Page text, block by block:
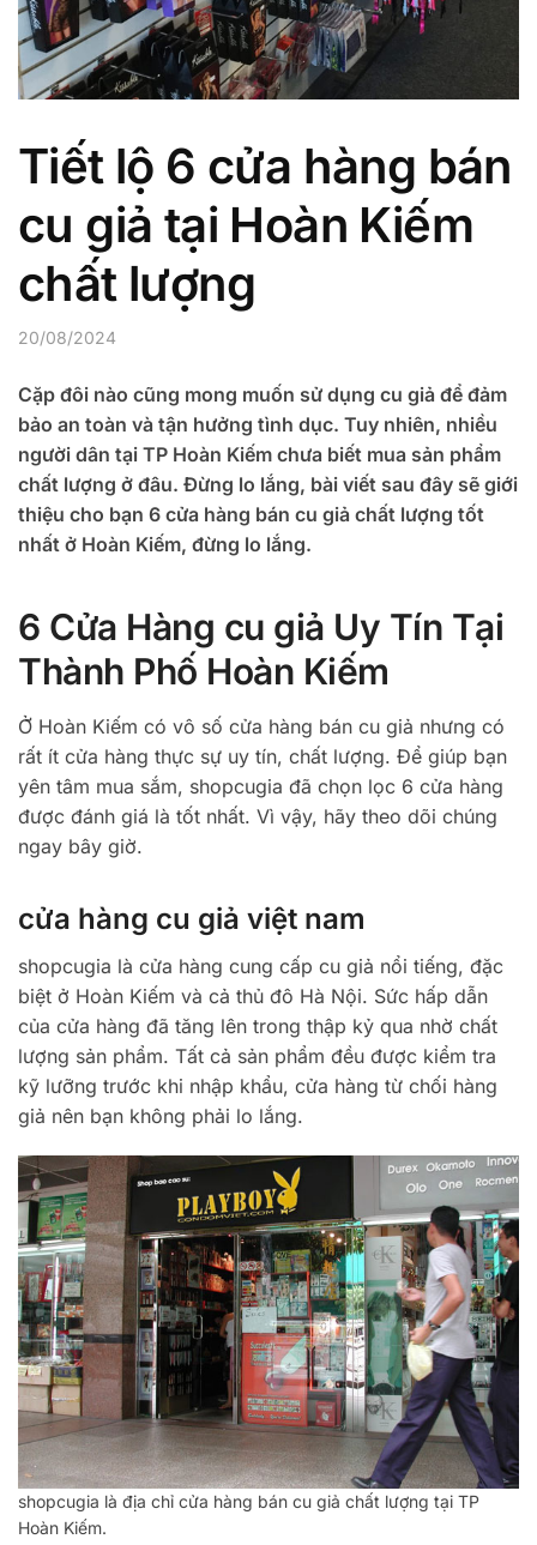
Tiết lộ 6 cửa hàng bán
cu giả tại Hoàn Kiếm
chất lượng
20/08/2024
Cặp đôi nào cũng mong muốn sử dụng cu giả để đảm
bảo an toàn và tận hưởng tình dục. Tuy nhiên, nhiều
người dân tại TP Hoàn Kiếm chưa biết mua sản phẩm
chất lượng ở đâu. Đừng lo lắng, bài viết sau đây sẽ giới
thiệu cho bạn 6 cửa hàng bán cu giả chất lượng tốt
nhất ở Hoàn Kiếm, đừng lo lắng.
6 Cửa Hàng cu giả Uy Tín Tại
Thành Phố Hoàn Kiếm
Ở Hoàn Kiếm có vô số cửa hàng bán cu giả nhưng có
rất ít cửa hàng thực sự uy tín, chất lượng. Để giúp bạn
yên tâm mua sắm, shopcugia đã chọn lọc 6 cửa hàng
được đánh giá là tốt nhất. Vì vậy, hãy theo dõi chúng
ngay bây giờ.
cửa hàng cu giả việt nam
shopcugia là cửa hàng cung cấp cu giả nổi tiếng, đặc
biệt ở Hoàn Kiếm và cả thủ đô Hà Nội. Sức hấp dẫn
của cửa hàng đã tăng lên trong thập kỷ qua nhờ chất
lượng sản phẩm. Tất cả sản phẩm đều được kiểm tra
kỹ lưỡng trước khi nhập khẩu, cửa hàng từ chối hàng
giả nên bạn không phải lo lắng.
shopcugia là địa chỉ cửa hàng bán cu giả chất lượng tại TP
Hoàn Kiếm.